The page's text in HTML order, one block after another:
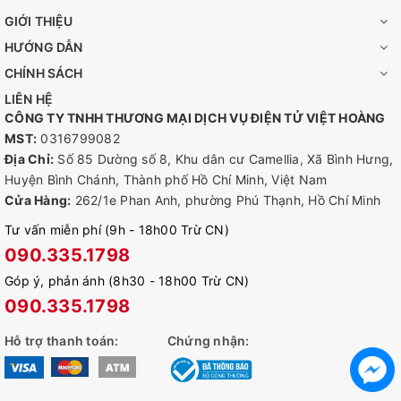
dưới bàn để thuận tiện hơn.
👉 Âm thanh hai chiều: Với hỗ trợ đàm thoại nội bộ bằng giọng
nói, hãy thực hiện các cuộc trò chuyện hai chiều trong khi xem
GIỚI THIỆU
HƯỚNG DẪN
CHÍNH SÁCH
LIÊN HỆ
CÔNG TY TNHH THƯƠNG MẠI DỊCH VỤ ĐIỆN TỬ VIỆT HOÀNG
MST: 0316799082
Địa Chỉ: Số 85 Dường số 8, Khu dân cư Camellia, Xã Bình Hưng,
Huyện Bình Chánh, Thành phố Hồ Chí Minh, Việt Nam
Cửa Hàng: 262/1e Phan Anh, phường Phú Thạnh, Hồ Chí Minh
Tư vấn miễn phí (9h - 18h00 Trừ CN)
090.335.1798
Góp ý, phản ánh (8h30 - 18h00 Trừ CN)
090.335.1798
Hỗ trợ thanh toán: Chứng nhận: